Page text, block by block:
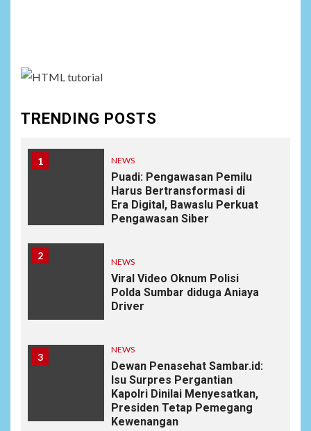
TRENDING POSTS
1 NEWS
Puadi: Pengawasan Pemilu
Harus Bertransformasi di
Era Digital, Bawaslu Perkuat
Pengawasan Siber
2
NEWS
Viral Video Oknum Polisi
Polda Sumbar diduga Aniaya
Driver
3
NEWS
Dewan Penasehat Sambar.id:
Isu Surpres Pergantian
Kapolri Dinilai Menyesatkan,
Presiden Tetap Pemegang
Kewenangan